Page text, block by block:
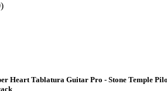
Heart Tablatura Guitar Pro - Stone Temple